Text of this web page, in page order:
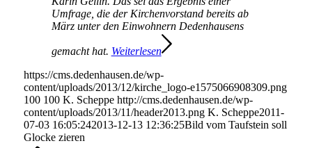
Umfrage, die der Kirchenvorstand bereits ab
März unter den Einwohnern Dedenhausens
gemacht hat. Weiterlesen
https://cms.dedenhausen.de/wp-
content/uploads/2013/12/kirche_logo-e1575066908309.png
100 100 K. Scheppe http://cms.dedenhausen.de/wp-
content/uploads/2013/11/header2013.png K. Scheppe2011-
07-03 16:05:242013-12-13 12:36:25Bild vom Taufstein soll
Glocke zieren